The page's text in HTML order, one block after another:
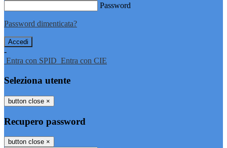
Password
Password dimenticata?
-
Entra con SPID Entra con CIE
Seleziona utente
button close ×
Recupero password
button close ×